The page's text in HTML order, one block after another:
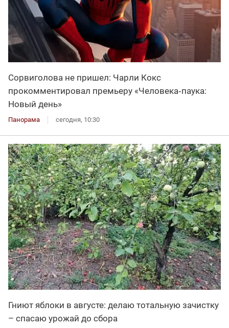
Сорвиголова не пришел: Чарли Кокс
прокомментировал премьеру «Человека‑паука:
Новый день»
Панорама сегодня, 10:30
Гниют яблоки в августе: делаю тотальную зачистку
– спасаю урожай до сбора